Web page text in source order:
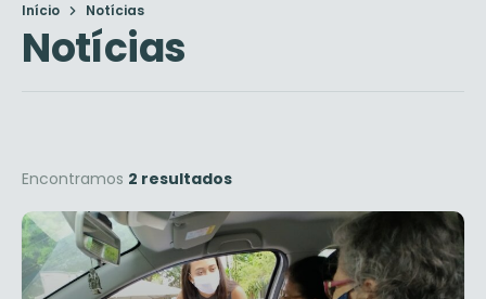
Início Notícias
Notícias
Encontramos 2 resultados